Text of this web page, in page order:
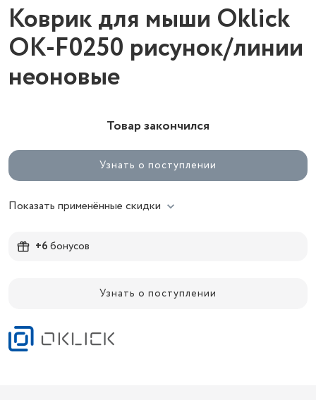
Коврик для мыши Oklick
OK-F0250 рисунок/линии
неоновые
Товар закончился
Узнать о поступлении
Показать применённые скидки
+6бонусов
Узнать о поступлении